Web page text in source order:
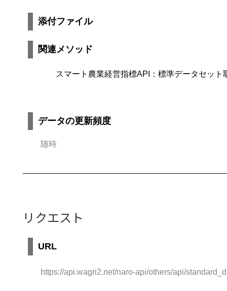
添付ファイル
関連メソッド
スマート農業経営指標API：標準データセット
データの更新頻度
随時
リクエスト
URL
https://api.wagri2.net/naro-api/others/api/